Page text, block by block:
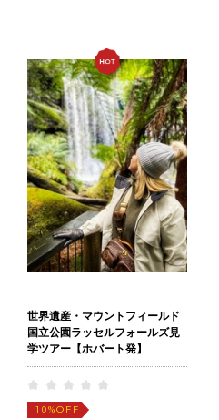
世界遺産・マウントフィールド
国立公園ラッセルフォールズ見
学ツアー【ホバート発】
10%OFF